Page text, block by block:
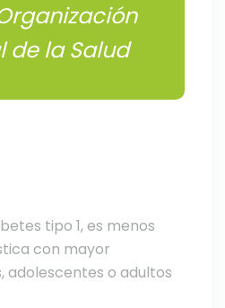
de la Salud
tipo 1, es menos
con mayor
adolescentes o adultos